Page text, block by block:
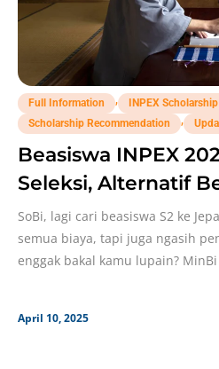
Full Information INPEX Scholarship
Scholarship Recommendation
Beasiswa INPEX
Seleksi, Alternatif
SoBi, lagi cari beasiswa S2 ke
semua biaya, tapi juga ngasih
enggak bakal kamu lupain? MinBi
April 10, 2025